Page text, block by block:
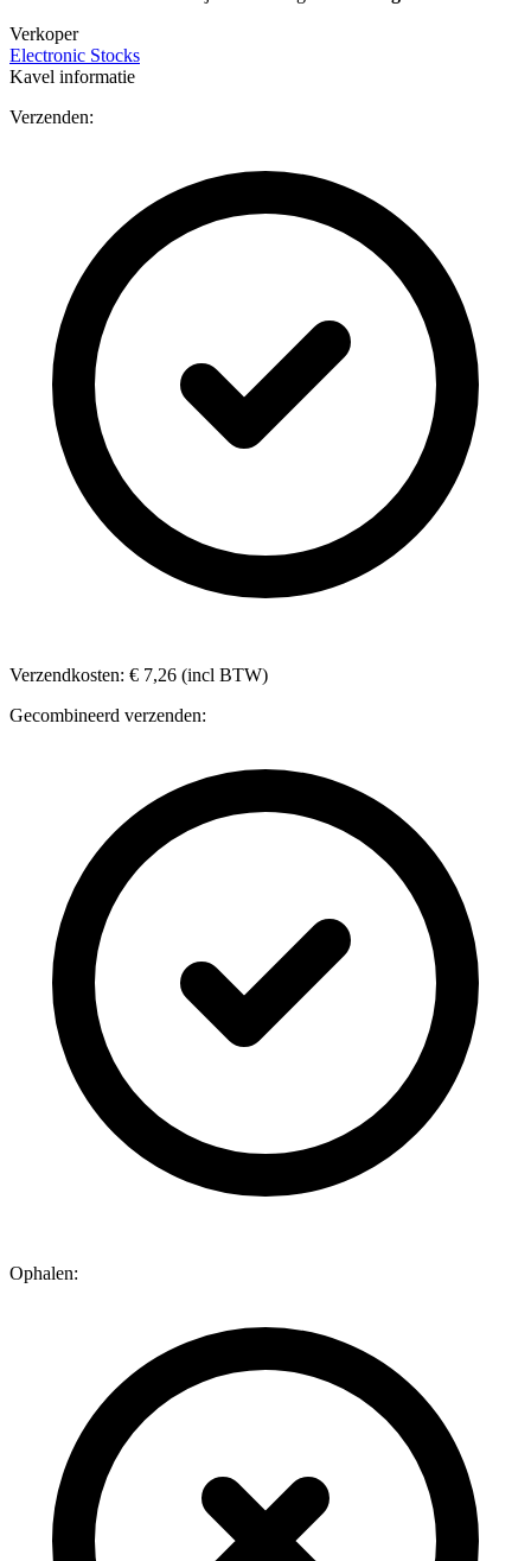
Verkoper
Electronic Stocks
Kavel informatie
Verzenden:
Verzendkosten: € 7,26 (incl BTW)
Gecombineerd verzenden:
Ophalen: